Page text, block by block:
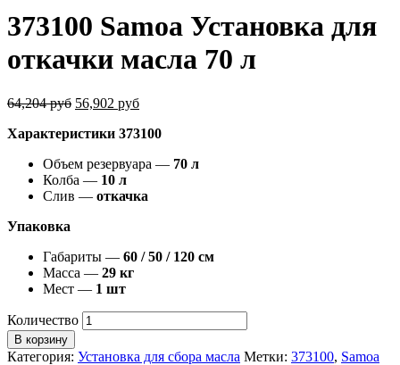
373100 Samoa Установка для
откачки масла 70 л
64,204руб 56,902 руб
Характеристики 373100
Объем резервуара — 70 л
Колба — 10 л
Слив — откачка
Упаковка
Габариты — 60 / 50 / 120 см
Масса — 29 кг
Мест — 1 шт
Количество
В корзину
Категория: Установка для сбора масла Метки: 373100, Samoa